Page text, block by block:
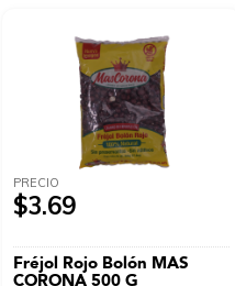
PRECIO
$3.69
Fréjol Rojo Bolón MAS
CORONA 500 G